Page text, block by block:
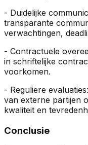
- Duidelijke
transparante
verwachtingen,
- Contractuele
in schriftelijke
voorkomen.
- Reguliere
van externe partijen
kwaliteit en
Conclusie